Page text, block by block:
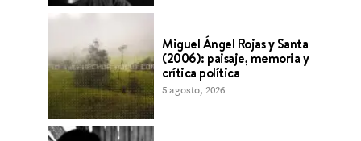
Miguel Ángel Rojas y Santa
(2006): paisaje, memoria y
crítica política
5 agosto, 2026